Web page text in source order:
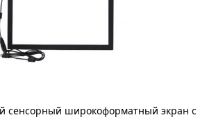
сенсорный широкоформатный экран с